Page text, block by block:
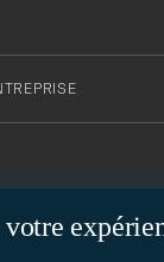
votre style ?